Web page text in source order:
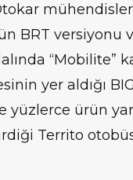
BRT versiyonu
“Mobilite”
yer aldığı
yüzlerce ürün
Territo